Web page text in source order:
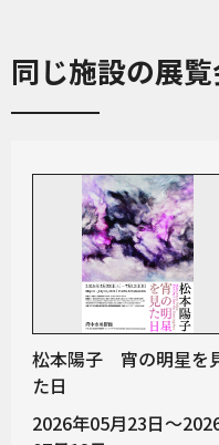
同じ施設の展
松本陽子 宵の明星を
た日
2026年05月23日～